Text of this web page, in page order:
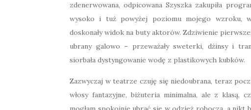
zdenerwowana, odpicowana Szyszka zakupiła
wysoko i tuż powyżej poziomu mojego wzroku,
doskonały widok na buty aktorów. Zdziwienie
ubrany galowo – przeważały sweterki, dżinsy i
siorbała dystyngowanie wodę z plastikowych kubków.
Zazwyczaj w teatrze czuję się niedoubrana, teraz
włosy fantazyjne, biżuteria minimalna, ale z klasą,